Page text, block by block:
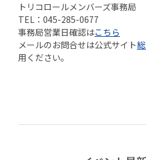
トリコロールメンバーズ事務局
TEL：045-285-0677
事務局営業日確認はこちら
メールのお問合せは公式サイト
用ください。